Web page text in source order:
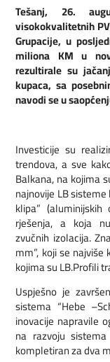
Tešanj, 26.
visokokvalitetnih
Grupacije, u
miliona KM u
rezultirale su
kupaca, sa
navodi se u
Investicije su
trendova, a sve
Balkana, na kojima
najnovije LB
klipa”
rješenja, a koja
zvučnih izolacija.
mm”, koji se
kojima su LB.Profili
Uspješno je
sistema “Hebe
inovacije napravile
na razvoju
kompletiran za dva